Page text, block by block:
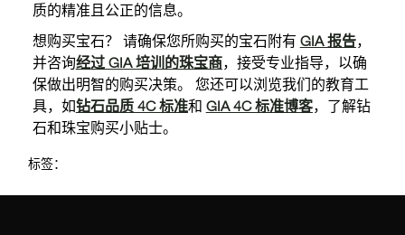
质的精准且公正的信息。
想购买宝石？ 请确保您所购买的宝石附有 GIA 报告，
并咨询经过 GIA 培训的珠宝商，接受专业指导，以确
保做出明智的购买决策。 您还可以浏览我们的教育工
具，如钻石品质 4C 标准和 GIA 4C 标准博客，了解钻
石和珠宝购买小贴士。
标签：